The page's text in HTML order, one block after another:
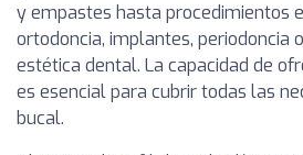
y empastes hasta procedimientos
ortodoncia, implantes, periodoncia
estética dental. La capacidad de
es esencial para cubrir todas las
bucal.